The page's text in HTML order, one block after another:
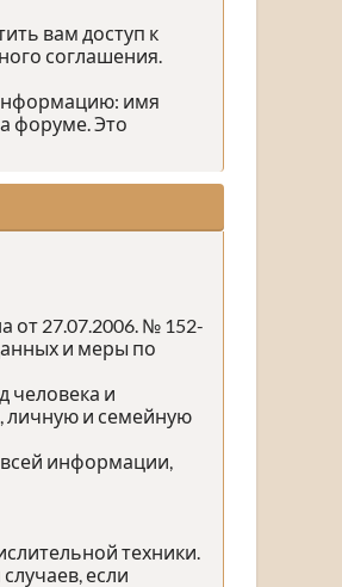
вам доступ к
соглашения.
имя
форуме. Это
от 27.07.2006. № 152-
и меры по
человека и
личную и семейную
информации,
техники.
если